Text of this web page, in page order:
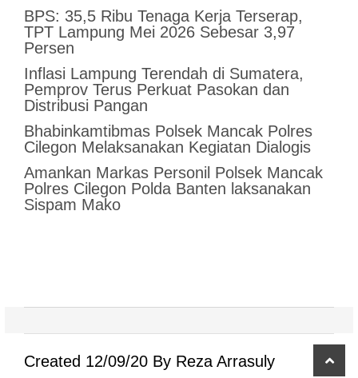
BPS: 35,5 Ribu Tenaga Kerja Terserap,
TPT Lampung Mei 2026 Sebesar 3,97
Persen
Inflasi Lampung Terendah di Sumatera,
Pemprov Terus Perkuat Pasokan dan
Distribusi Pangan
Bhabinkamtibmas Polsek Mancak Polres
Cilegon Melaksanakan Kegiatan Dialogis
Amankan Markas Personil Polsek Mancak
Polres Cilegon Polda Banten laksanakan
Sispam Mako
Created 12/09/20 By Reza Arrasuly